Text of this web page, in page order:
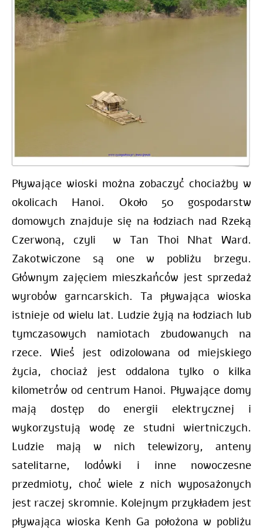
Pływające wioski można zobaczyć chociażby w
okolicach Hanoi. Około 50 gospodarstw
domowych znajduje się na łodziach nad Rzeką
Czerwoną, czyli w Tan Thoi Nhat Ward.
Zakotwiczone są one w pobliżu brzegu.
Głównym zajęciem mieszkańców jest sprzedaż
wyrobów garncarskich. Ta pływająca wioska
istnieje od wielu lat. Ludzie żyją na łodziach lub
tymczasowych namiotach zbudowanych na
rzece. Wieś jest odizolowana od miejskiego
życia, chociaż jest oddalona tylko o kilka
kilometrów od centrum Hanoi. Pływające domy
mają dostęp do energii elektrycznej i
wykorzystują wodę ze studni wiertniczych.
Ludzie mają w nich telewizory, anteny
satelitarne, lodówki i inne nowoczesne
przedmioty, choć wiele z nich wyposażonych
jest raczej skromnie. Kolejnym przykładem jest
pływająca wioska Kenh Ga położona w pobliżu